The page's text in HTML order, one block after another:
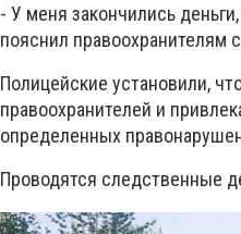
- У меня закончились
пояснил правоохранителям
Полицейские установили,
правоохранителей и
определенных
Проводятся следственные